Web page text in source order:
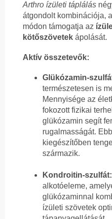
Arthro ízületi táplálás
átgondolt kombinációja,
módon támogatja az
kötőszövetek ápolását.
Aktív összetevők:
Glükózamin-
természetesen is
Mennyisége az
fokozott fizikai
glükózamin segít
rugalmasságát.
kiegészítőben
származik.
Kondroitin-szulfát:
alkotóeleme,
glükózaminnal
ízületi szövetek